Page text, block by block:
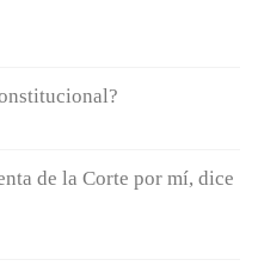
de la Corte por mí, dice